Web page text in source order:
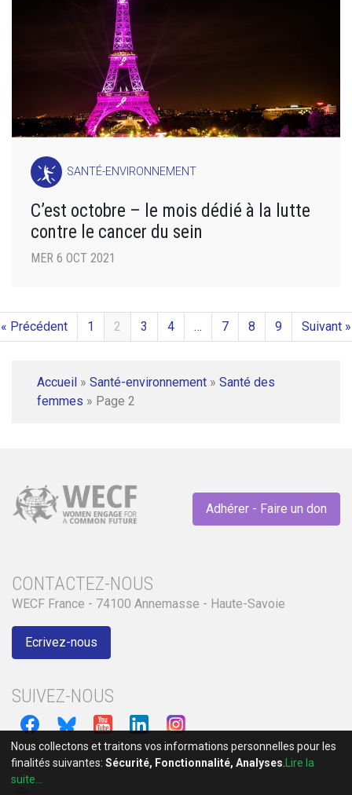
SANTÉ-ENVIRONNEMENT
C’est octobre – le mois dédié à la lutte
contre le cancer du sein
MER 6 OCT 2021
« Précédent 1 2 3 4 … 7 8 9 Suivant »
Accueil » Santé-environnement » Santé des
femmes » Page 2
Adhérer - Faire un don
CONTACTEZ-NOUS
WECF France - 74100 Annemasse - Haute-Savoie
Ecrivez-nous
SUIVEZ-NOUS
Nous collectons et traitons vos informations personnelles pour les
finalités suivantes: Sécurité, Fonctionnalité, Analyses
Lire la
suite...